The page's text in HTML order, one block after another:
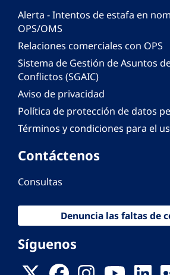
Alerta - Intentos de estafa en
OPS/OMS
Relaciones comerciales con OPS
Sistema de Gestión de Asuntos
Conflictos (SGAIC)
Aviso de privacidad
Política de protección de datos
Términos y condiciones para el
Contáctenos
Consultas
Denuncia las faltas de
Síguenos